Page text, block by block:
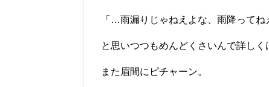
「…雨漏りじゃねえよな、雨降ってね
と思いつつもめんどくさいんで詳しく
また眉間にピチャーン。